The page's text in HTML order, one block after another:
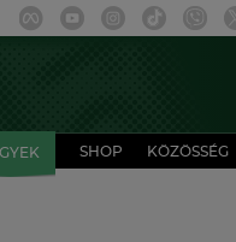
SHOP KÖZÖSSÉG